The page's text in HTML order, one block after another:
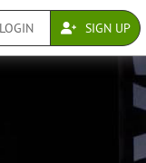
LOGIN SIGN UP